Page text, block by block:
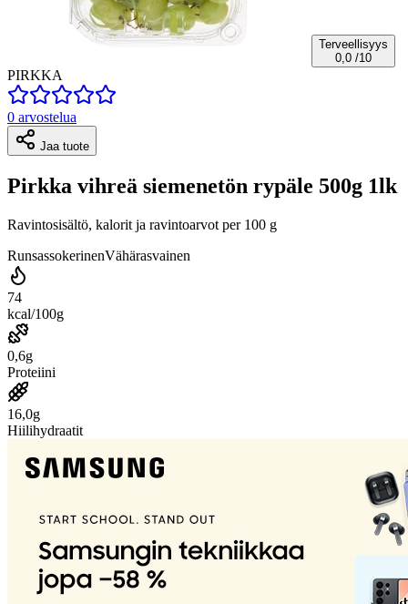
Terveellisyys
0,0 /10
PIRKKA
0 arvostelua
Jaa tuote
Pirkka vihreä siemenetön rypäle 500g 1lk
Ravintosisältö, kalorit ja ravintoarvot per 100 g
RunsassokerinenVähärasvainen
74
kcal/100g
0,6g
Proteiini
16,0g
Hiilihydraatit